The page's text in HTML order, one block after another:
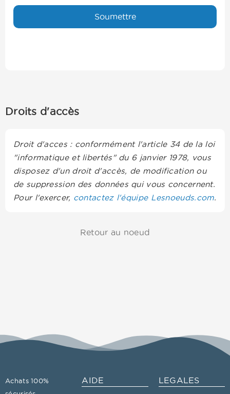
Droits d'accès
Droit d'acces : conformément l'article 34 de la loi
"informatique et libertés" du 6 janvier 1978, vous
disposez d'un droit d'accès, de modification ou
de suppression des données qui vous concernent.
Pour l'exercer, contactez l'équipe Lesnoeuds.com.
Retour au noeud
Achats 100%
AIDE LEGALES